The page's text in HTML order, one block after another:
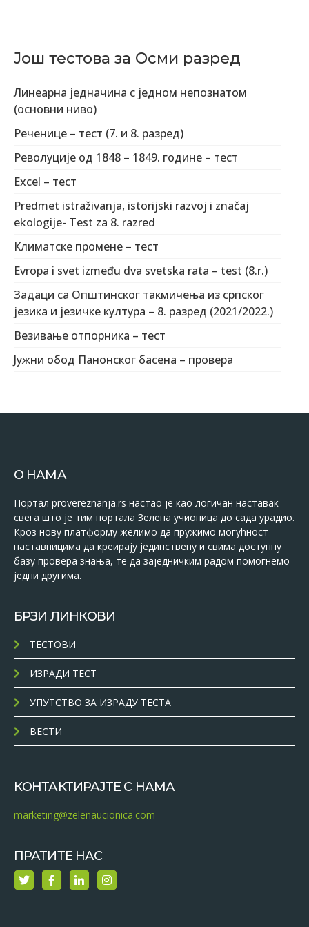
Још тестова за Осми разред
Линеарна једначина с једном непознатом
(основни ниво)
Реченице – тест (7. и 8. разред)
Револуције од 1848 – 1849. године – тест
Excel – тест
Predmet istraživanja, istorijski razvoj i značaj
ekologije- Test za 8. razred
Климатске промене – тест
Evropa i svet između dva svetska rata – test (8.r.)
Задаци са Општинског такмичења из српског
језика и језичке култура – 8. разред (2021/2022.)
Везивање отпорника – тест
Јужни обод Панонског басена – провера
О НАМА
Портал provereznanja.rs настао је као логичан наставак
свега што је тим портала Зелена учионица до сада урадио.
Кроз нову платформу желимо да пружимо могућност
наставницима да креирају јединствену и свима доступну
базу провера знања, те да заједничким радом помогнемо
једни другима.
БРЗИ ЛИНКОВИ
ТЕСТОВИ
ИЗРАДИ ТЕСТ
УПУТСТВО ЗА ИЗРАДУ ТЕСТА
ВЕСТИ
КОНТАКТИРАЈТЕ С НАМА
marketing@zelenaucionica.com
ПРАТИТЕ НАС